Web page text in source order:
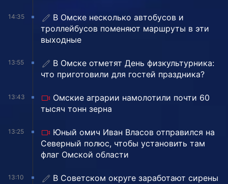
14:35
В Омске несколько автобусов и
троллейбусов поменяют маршруты в эти
выходные
13:55
В Омске отметят День физкультурника:
что приготовили для гостей праздника?
13:43
Омские аграрии намолотили почти 60
тысяч тонн зерна
13:25
Юный омич Иван Власов отправился на
Северный полюс, чтобы установить там
флаг Омской области
13:10 В Советском округе заработают сирены